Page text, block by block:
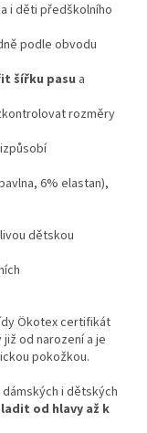
i děti předškolního
podle obvodu
šířku pasu a
rozměry
6% elastan),
dětskou
Ökotex certifikát
od narození a je
pokožkou.
i dětských
od hlavy až k